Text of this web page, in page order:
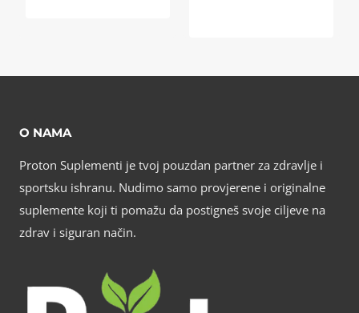
O NAMA
Proton Suplementi je tvoj pouzdan partner za zdravlje i
sportsku ishranu. Nudimo samo provjerene i originalne
suplemente koji ti pomažu da postigneš svoje ciljeve na
zdrav i siguran način.